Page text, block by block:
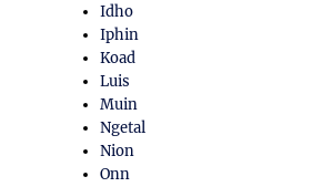
Idho
Iphin
Koad
Luis
Muin
Ngetal
Nion
Onn